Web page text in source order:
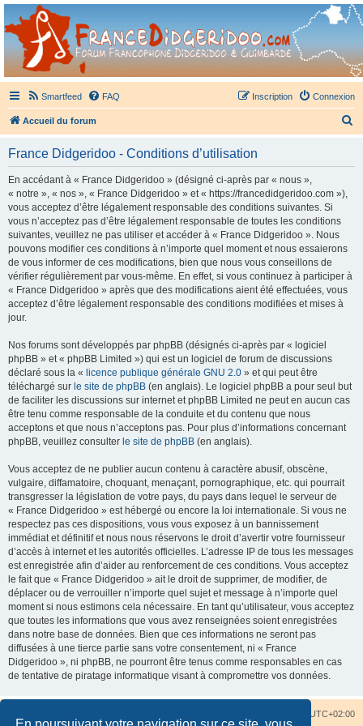
France Didgeridoo
Didgeridoo et Guimbarde sur France Didgeridoo - retrouvez la communauté.
Smartfeed FAQ Connexion
Inscription
Accueil du forum
France Didgeridoo - Conditions d’utilisation
En accédant à « France Didgeridoo » (désigné ci-après par « nous »,
« notre », « nos », « France Didgeridoo » et « https://francedidgeridoo.com »),
vous acceptez d’être légalement responsable des conditions suivantes. Si
vous n’acceptez pas d’être légalement responsable de toutes les conditions
suivantes, veuillez ne pas utiliser et accéder à « France Didgeridoo ». Nous
pouvons modifier ces conditions à n’importe quel moment et nous essaierons
de vous informer de ces modifications, bien que nous vous conseillons de
vérifier régulièrement par vous-même. En effet, si vous continuez à participer à
« France Didgeridoo » après que des modifications aient été effectuées, vous
acceptez d’être légalement responsable des conditions modifiées et mises à
jour.
Nos forums sont développés par phpBB (désignés ci-après par « logiciel
phpBB » et « phpBB Limited ») qui est un logiciel de forum de discussions
déclaré sous la « licence publique générale GNU 2.0 » et qui peut être
téléchargé sur le site de phpBB (en anglais). Le logiciel phpBB a pour seul but
de faciliter les discussions sur internet et phpBB Limited ne peut en aucun cas
être tenu comme responsable de la conduite et du contenu que nous
acceptons et que nous n’acceptons pas. Pour plus d’informations concernant
phpBB, veuillez consulter le site de phpBB (en anglais).
Vous acceptez de ne publier aucun contenu à caractère abusif, obscène,
vulgaire, diffamatoire, choquant, menaçant, pornographique, etc. qui pourrait
transgresser la législation de votre pays, du pays dans lequel le serveur de
« France Didgeridoo » est hébergé ou encore la loi internationale. Si vous ne
respectez pas ces dispositions, vous vous exposez à un bannissement
immédiat et définitif et nous nous réservons le droit d’avertir votre fournisseur
d’accès à internet et les autorités officielles. L’adresse IP de tous les messages
est enregistrée afin d’aider au renforcement de ces conditions. Vous acceptez
le fait que « France Didgeridoo » ait le droit de supprimer, de modifier, de
déplacer ou de verrouiller n’importe quel sujet et message à n’importe quel
moment si nous estimons cela nécessaire. En tant qu’utilisateur, vous acceptez
que toutes les informations que vous avez renseignées soient enregistrées
dans notre base de données. Bien que ces informations ne seront pas
diffusées à une tierce partie sans votre consentement, ni « France
Didgeridoo », ni phpBB, ne pourront être tenus comme responsables en cas
de tentative de piratage informatique visant à compromettre vos données.
UTC+02:00